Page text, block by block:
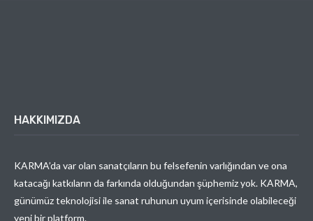
HAKKIMIZDA
KARMA’da var olan sanatçıların bu felsefenin varlığından ve ona
katacağı katkıların da farkında olduğundan şüphemiz yok. KARMA,
günümüz teknolojisi ile sanat ruhunun uyum içerisinde olabileceği
yeni bir platform.